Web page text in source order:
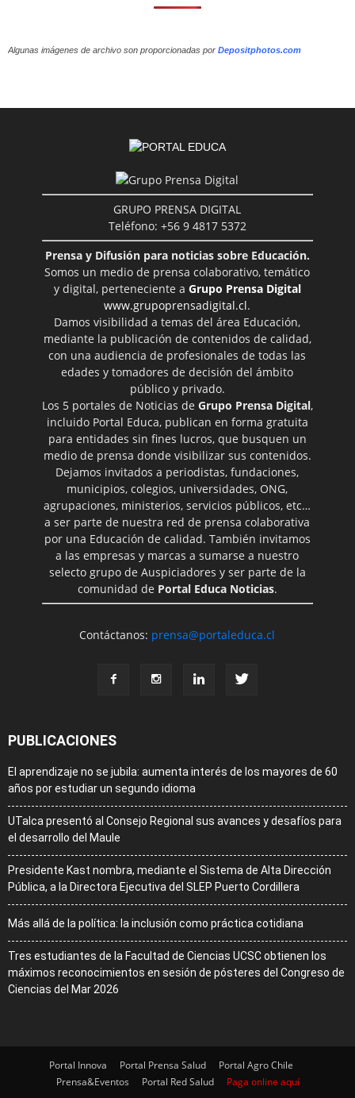
Algunas imágenes de archivo son proporcionadas por Depositphotos.com
GRUPO PRENSA DIGITAL
Teléfono: +56 9 4817 5372
Prensa y Difusión para noticias sobre Educación.
Somos un medio de prensa colaborativo, temático
y digital, perteneciente a Grupo Prensa Digital
www.grupoprensadigital.cl.
Damos visibilidad a temas del área Educación,
mediante la publicación de contenidos de calidad,
con una audiencia de profesionales de todas las
edades y tomadores de decisión del ámbito
público y privado.
Los 5 portales de Noticias de Grupo Prensa Digital,
incluido Portal Educa, publican en forma gratuita
para entidades sin fines lucros, que busquen un
medio de prensa donde visibilizar sus contenidos.
Dejamos invitados a periodistas, fundaciones,
municipios, colegios, universidades, ONG,
agrupaciones, ministerios, servicios públicos, etc…
a ser parte de nuestra red de prensa colaborativa
por una Educación de calidad. También invitamos
a las empresas y marcas a sumarse a nuestro
selecto grupo de Auspiciadores y ser parte de la
comunidad de Portal Educa Noticias.
Contáctanos: prensa@portaleduca.cl
PUBLICACIONES
El aprendizaje no se jubila: aumenta interés de los mayores de 60
años por estudiar un segundo idioma
UTalca presentó al Consejo Regional sus avances y desafíos para
el desarrollo del Maule
Presidente Kast nombra, mediante el Sistema de Alta Dirección
Pública, a la Directora Ejecutiva del SLEP Puerto Cordillera
Más allá de la política: la inclusión como práctica cotidiana
Tres estudiantes de la Facultad de Ciencias UCSC obtienen los
máximos reconocimientos en sesión de pósteres del Congreso de
Ciencias del Mar 2026
Portal Innova Portal Prensa Salud
Portal Agro Chile
Prensa&Eventos
Portal Red Salud Paga online aquí